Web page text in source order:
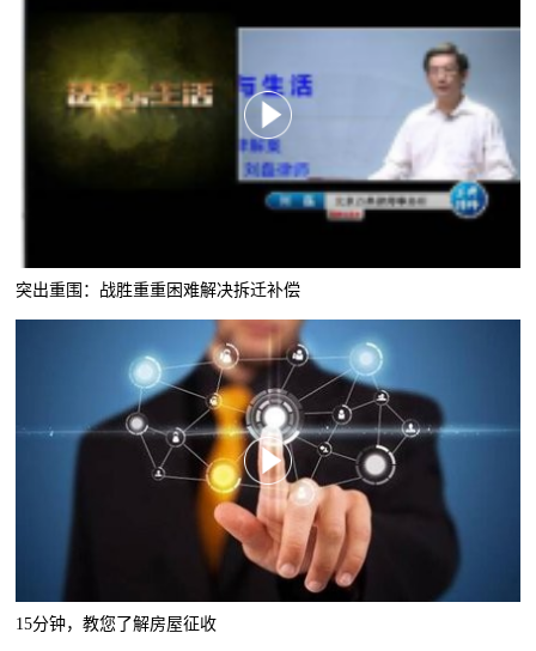
突出重围：战胜重重困难解决拆迁补偿
15分钟，教您了解房屋征收